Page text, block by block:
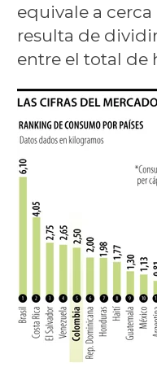
equivale a cerca
resulta de
entre el total de